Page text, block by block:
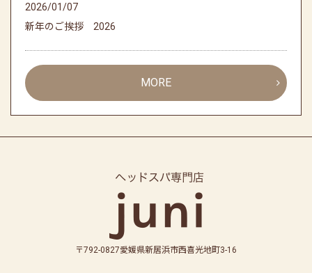
2026/01/07
新年のご挨拶 2026
MORE
〒792-0827愛媛県新居浜市西喜光地町3-16